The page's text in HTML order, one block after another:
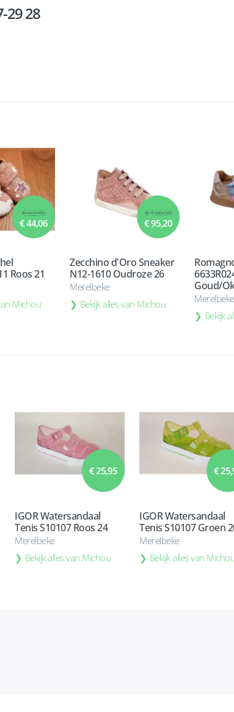
29 28
€ 62,95
€ 44,06
Roos 21
Michou
€ 136,00
€ 95,20
Zecchino d'Oro Sneaker
N12-1610 Oudroze 26
Merelbeke
Bekijk alles van Michou
Goud/
Merelbeke
Bekijk
€ 25,95
IGOR Watersandaal
Tenis S10107 Roos 24
Merelbeke
Bekijk alles van Michou
€
IGOR Watersandaal
Tenis S10107 Groen
Merelbeke
Bekijk alles van